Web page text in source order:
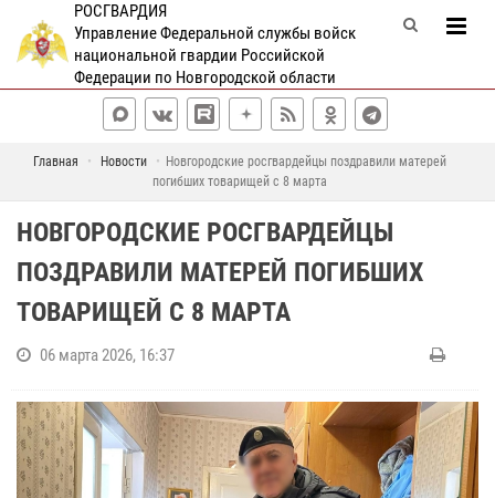
РОСГВАРДИЯ
Управление Федеральной службы войск
национальной гвардии Российской
Федерации по Новгородской области
Главная Новости
Новгородские росгвардейцы поздравили матерей
погибших товарищей с 8 марта
НОВГОРОДСКИЕ РОСГВАРДЕЙЦЫ
ПОЗДРАВИЛИ МАТЕРЕЙ ПОГИБШИХ
ТОВАРИЩЕЙ С 8 МАРТА
06 марта 2026, 16:37